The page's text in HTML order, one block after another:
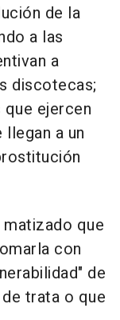
de la
a las
a
discotecas;
ejercen
a un
que
con
de
trata o que